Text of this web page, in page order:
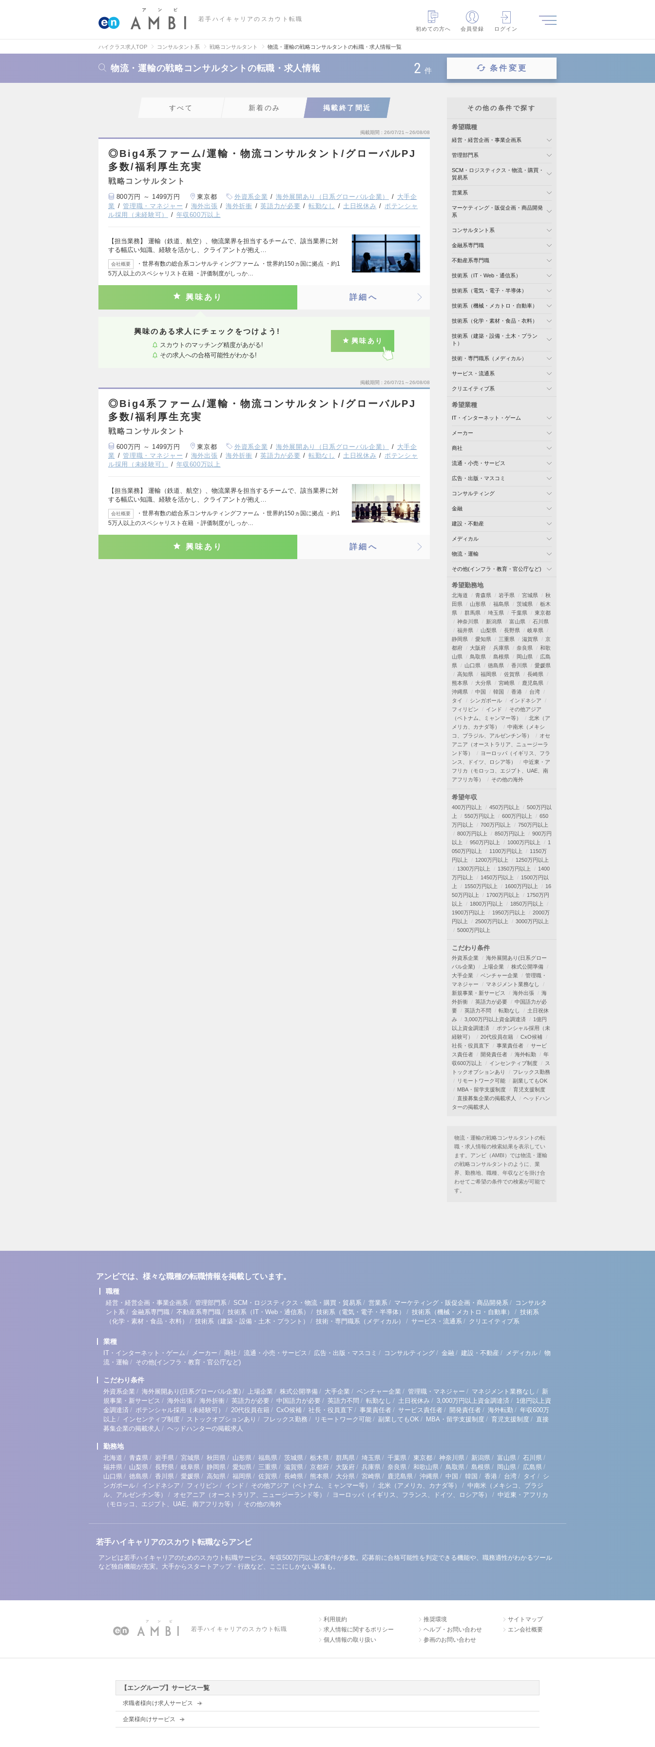
若手ハイキャリアのスカウト転職
初めての方へ
会員登録 ログイン
ハイクラス求人TOP コンサルタント系 戦略コンサルタント 物流・運輸の戦略コンサルタントの転職・求人情報一覧
物流・運輸の戦略コンサルタントの転職・求人情報 2 件 条件変更
すべて 新着のみ 掲載終了間近
掲載期間 26/07/21～26/08/08
◎Big4系ファーム/運輸・物流コンサルタント/グローバルPJ
多数/福利厚生充実
戦略コンサルタント
800万円 ～ 1499万円 東京都 外資系企業 海外展開あり（日系グローバル企業）
大手企
業
管理職・マネジャー 海外出張 海外折衝 英語力が必要 転勤なし 土日祝休み
ポテンシャ
ル採用（未経験可）
年収600万以上
【担当業務】 運輸（鉄道、航空）、物流業界を担当するチームで、該当業界に対
する幅広い知識、経験を活かし、クライアントが抱え…
会社概要
・世界有数の総合系コンサルティングファーム ・世界約150ヵ国に拠点 ・約1
5万人以上のスペシャリスト在籍 ・評価制度がしっか…
興味あり 詳細へ
興味のある求人にチェックをつけよう!
スカウトのマッチング精度があがる!
その求人への合格可能性がわかる!
興味あり
掲載期間 26/07/21～26/08/08
◎Big4系ファーム/運輸・物流コンサルタント/グローバルPJ
多数/福利厚生充実
戦略コンサルタント
600万円 ～ 1499万円 東京都 外資系企業 海外展開あり（日系グローバル企業）
大手企
業
管理職・マネジャー 海外出張 海外折衝 英語力が必要 転勤なし 土日祝休み
ポテンシャ
ル採用（未経験可）
年収600万以上
【担当業務】 運輸（鉄道、航空）、物流業界を担当するチームで、該当業界に対
する幅広い知識、経験を活かし、クライアントが抱え…
会社概要
・世界有数の総合系コンサルティングファーム ・世界約150ヵ国に拠点 ・約1
5万人以上のスペシャリスト在籍 ・評価制度がしっか…
興味あり 詳細へ
その他の条件で探す
希望職種
経営・経営企画・事業企画系
管理部門系
SCM・ロジスティクス・物流・購買・
貿易系
営業系
マーケティング・販促企画・商品開発
系
コンサルタント系
金融系専門職
不動産系専門職
技術系（IT・Web・通信系）
技術系（電気・電子・半導体）
技術系（機械・メカトロ・自動車）
技術系（化学・素材・食品・衣料）
技術系（建築・設備・土木・プラン
ト）
技術・専門職系（メディカル）
サービス・流通系
クリエイティブ系
希望業種
IT・インターネット・ゲーム
メーカー
商社
流通・小売・サービス
広告・出版・マスコミ
コンサルティング
金融
建設・不動産
メディカル
物流・運輸
その他(インフラ・教育・官公庁など)
希望勤務地
北海道 青森県 岩手県 宮城県
秋
田県
山形県 福島県 茨城県
栃木
県
群馬県 埼玉県 千葉県
東京都
神奈川県
新潟県 富山県
石川県
福井県
山梨県 長野県
岐阜県
静岡県
愛知県 三重県 滋賀県
京
都府
大阪府 兵庫県 奈良県
和歌
山県
鳥取県 島根県 岡山県
広島
県
山口県 徳島県 香川県
愛媛県
高知県
福岡県 佐賀県
長崎県
熊本県
大分県 宮崎県
鹿児島県
沖縄県
中国 韓国 香港
台湾
タイ
シンガポール
インドネシア
フィリピン
インド
その他アジア
（ベトナム、ミャンマー等）
北米（ア
メリカ、カナダ等）
中南米（メキシ
コ、ブラジル、アルゼンチン等）
オセ
アニア（オーストラリア、ニュージーラ
ンド等）
ヨーロッパ（イギリス、フラ
ンス、ドイツ、ロシア等）
中近東・ア
フリカ（モロッコ、エジプト、UAE、南
アフリカ等）
その他の海外
希望年収
400万円以上 450万円以上
500万円以
上
550万円以上 600万円以上
650
万円以上
700万円以上
750万円以上
800万円以上
850万円以上
900万円
以上
950万円以上 1000万円以上
1
050万円以上
1100万円以上
1150万
円以上
1200万円以上
1250万円以上
1300万円以上
1350万円以上
1400
万円以上
1450万円以上
1500万円以
上
1550万円以上 1600万円以上
16
50万円以上
1700万円以上
1750万円
以上
1800万円以上
1850万円以上
1900万円以上
1950万円以上
2000万
円以上
2500万円以上
3000万円以上
5000万円以上
こだわり条件
外資系企業
海外展開あり(日系グロー
バル企業)
上場企業
株式公開準備
大手企業
ベンチャー企業
管理職・
マネジャー
マネジメント業務なし
新規事業・新サービス
海外出張
海
外折衝
英語力が必要
中国語力が必
要
英語力不問 転勤なし
土日祝休
み
3,000万円以上資金調達済
1億円
以上資金調達済
ポテンシャル採用（未
経験可）
20代役員在籍
CxO候補
社長・役員直下
事業責任者
サービ
ス責任者
開発責任者 海外転勤
年
収600万以上
インセンティブ制度
ス
トックオプションあり
フレックス勤務
リモートワーク可能
副業してもOK
MBA・留学支援制度
育児支援制度
直接募集企業の掲載求人
ヘッドハン
ターの掲載求人
物流・運輸の戦略コンサルタントの転
職・求人情報の検索結果を表示してい
ます。アンビ（AMBI）では物流・運輸
の戦略コンサルタントのように、業
界、勤務地、職種、年収などを掛け合
わせてご希望の条件での検索が可能で
す。
アンビでは、様々な職種の転職情報を掲載しています。
職種
経営・経営企画・事業企画系 / 管理部門系 / SCM・ロジスティクス・物流・購買・貿易系 / 営業系 / マーケティング・販促企画・商品開発系 / コンサルタ
ント系 / 金融系専門職 / 不動産系専門職 / 技術系（IT・Web・通信系） / 技術系（電気・電子・半導体） / 技術系（機械・メカトロ・自動車） / 技術系
（化学・素材・食品・衣料）
/ 技術系（建築・設備・土木・プラント） / 技術・専門職系（メディカル） / サービス・流通系 / クリエイティブ系
業種
IT・インターネット・ゲーム / メーカー / 商社 / 流通・小売・サービス / 広告・出版・マスコミ / コンサルティング / 金融 / 建設・不動産 / メディカル / 物
流・運輸 / その他(インフラ・教育・官公庁など)
こだわり条件
外資系企業 / 海外展開あり(日系グローバル企業) / 上場企業 / 株式公開準備 / 大手企業 / ベンチャー企業 / 管理職・マネジャー / マネジメント業務なし / 新
規事業・新サービス / 海外出張 / 海外折衝 / 英語力が必要 / 中国語力が必要 / 英語力不問 / 転勤なし / 土日祝休み / 3,000万円以上資金調達済 / 1億円以上資
金調達済 / ポテンシャル採用（未経験可） / 20代役員在籍 / CxO候補 / 社長・役員直下 / 事業責任者 / サービス責任者 / 開発責任者 / 海外転勤 / 年収600万
以上 / インセンティブ制度 / ストックオプションあり / フレックス勤務 / リモートワーク可能 / 副業してもOK / MBA・留学支援制度 / 育児支援制度 / 直接
募集企業の掲載求人 / ヘッドハンターの掲載求人
勤務地
北海道 / 青森県 / 岩手県 / 宮城県 / 秋田県 / 山形県 / 福島県 / 茨城県 / 栃木県 / 群馬県 / 埼玉県 / 千葉県 / 東京都 / 神奈川県 / 新潟県 / 富山県 / 石川県 /
福井県 / 山梨県 / 長野県 / 岐阜県 / 静岡県 / 愛知県 / 三重県 / 滋賀県 / 京都府 / 大阪府 / 兵庫県 / 奈良県 / 和歌山県 / 鳥取県 / 島根県 / 岡山県 / 広島県 /
山口県 / 徳島県 / 香川県 / 愛媛県 / 高知県 / 福岡県 / 佐賀県 / 長崎県 / 熊本県 / 大分県 / 宮崎県 / 鹿児島県 / 沖縄県 / 中国 / 韓国 / 香港 / 台湾 / タイ / シ
ンガポール / インドネシア / フィリピン / インド / その他アジア（ベトナム、ミャンマー等） / 北米（アメリカ、カナダ等） / 中南米（メキシコ、ブラジ
ル、アルゼンチン等）
/ オセアニア（オーストラリア、ニュージーランド等） / ヨーロッパ（イギリス、フランス、ドイツ、ロシア等） / 中近東・アフリカ
（モロッコ、エジプト、UAE、南アフリカ等）
/ その他の海外
若手ハイキャリアのスカウト転職ならアンビ
アンビは若手ハイキャリアのためのスカウト転職サービス。年収500万円以上の案件が多数。応募前に合格可能性を判定できる機能や、職務適性がわかるツール
など独自機能が充実。大手からスタートアップ・行政など、ここにしかない募集も。
若手ハイキャリアのスカウト転職
利用規約
求人情報に関するポリシー
個人情報の取り扱い
推奨環境
ヘルプ・お問い合わせ
参画のお問い合わせ
サイトマップ
エン会社概要
【エングループ】サービス一覧
求職者様向け求人サービス
企業様向けサービス